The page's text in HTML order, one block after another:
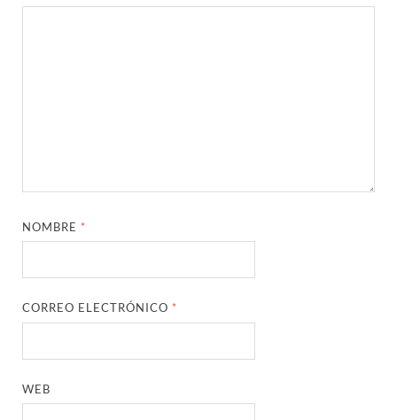
NOMBRE *
CORREO ELECTRÓNICO *
WEB